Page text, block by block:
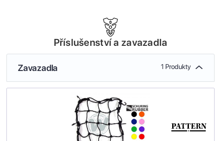
Příslušenství a zavazadla
Zavazadla 1 Produkty